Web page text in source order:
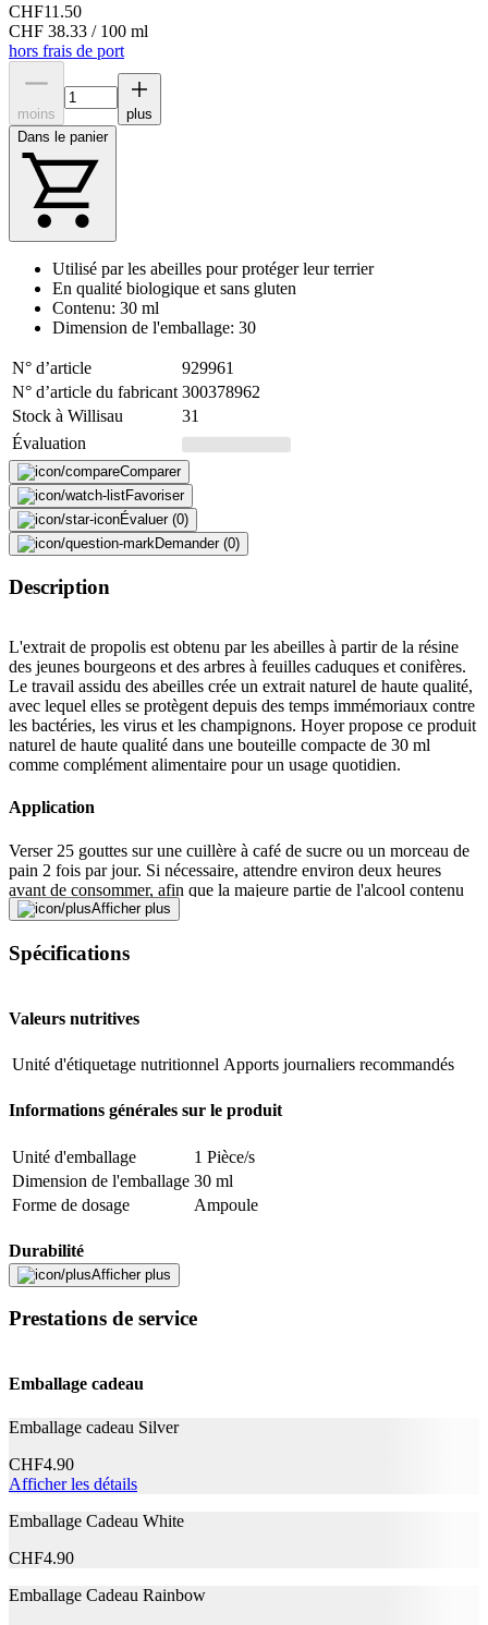
CHF11.50
CHF 38.33 / 100 ml
hors frais de port
moins
plus
Dans le panier
Utilisé par les abeilles pour protéger leur terrier
En qualité biologique et sans gluten
Contenu: 30 ml
Dimension de l'emballage: 30
N° d’article
929961
N° d’article du fabricant 300378962
Stock à Willisau
31
Évaluation
Comparer
Favoriser
Évaluer (0)
Demander (0)
Description
L'extrait de propolis est obtenu par les abeilles à partir de la résine
des jeunes bourgeons et des arbres à feuilles caduques et conifères.
Le travail assidu des abeilles crée un extrait naturel de haute qualité,
avec lequel elles se protègent depuis des temps immémoriaux contre
les bactéries, les virus et les champignons. Hoyer propose ce produit
naturel de haute qualité dans une bouteille compacte de 30 ml
comme complément alimentaire pour un usage quotidien.
Application
Verser 25 gouttes sur une cuillère à café de sucre ou un morceau de
pain 2 fois par jour. Si nécessaire, attendre environ deux heures
avant de consommer, afin que la majeure partie de l'alcool contenu
s'évapore. Alternativement, consommer dans du lait ou du yaourt.
Traduit par DeepL.com
journalière recommandée indiquée. Les compléments alimentaires
un mode de vie sain.
Signaler une erreur
Description
Adresse e-mail (facultatif)
Fermer le formulaire
Afficher plus
Spécifications
Valeurs nutritives
Unité d'étiquetage nutritionnel Apports journaliers recommandés
Informations générales sur le produit
Unité d'emballage
1 Pièce/s
Dimension de l'emballage 30 ml
Forme de dosage
Ampoule
Durabilité
Catégorie de produit
Caractéristiques
Végétalien Non
Application
Afficher plus
Prestations de service
Emballage cadeau
Emballage cadeau Silver
CHF4.90
Afficher les détails
Emballage Cadeau White
CHF4.90
Emballage Cadeau Rainbow